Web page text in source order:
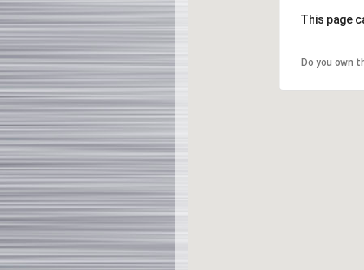
This page
Do you own